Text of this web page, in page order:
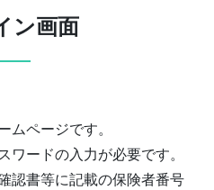
ン画面
ページです。
ードの入力が必要です。
認書等に記載の保険者番号